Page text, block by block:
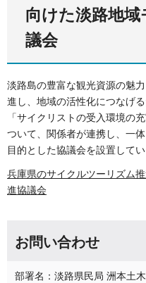
向けた淡路地
議会
淡路島の豊富な観光資源の魅
進し、地域の活性化につなげ
「サイクリストの受入環境の
ついて、関係者が連携し、一
目的とした協議会を設置してい
兵庫県のサイクルツーリズム
進協議会
お問い合わせ
部署名：淡路県民局 洲本土